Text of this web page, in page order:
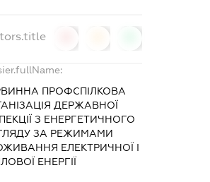
ПРОФСПІЛКОВА
ДЕРЖАВНОЇ
З ЕНЕРГЕТИЧНОГО
ЗА РЕЖИМАМИ
ЕЛЕКТРИЧНОЇ І
ЕНЕРГІЇ